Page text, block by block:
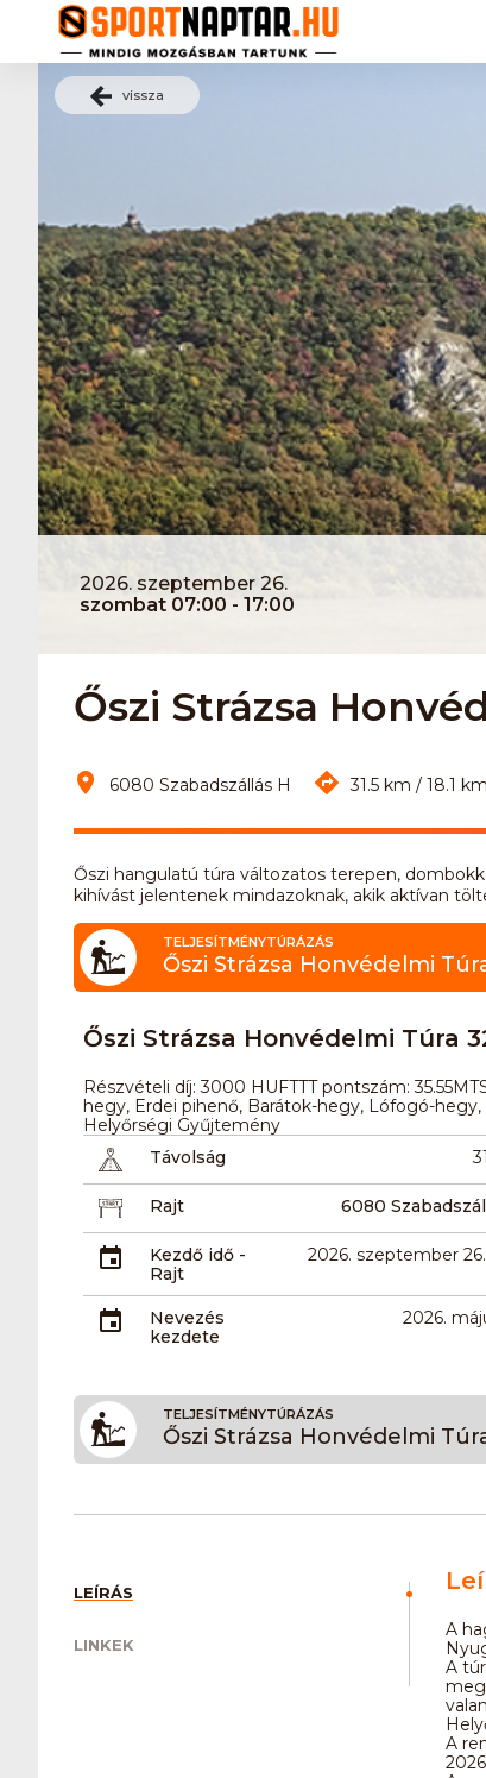
vissza
2026. szeptember 26.
szombat 07:00 - 17:00
Őszi Strázsa
6080 Szabadszállás H 31.5 km / 18.1 km
Őszi hangulatú túra változatos terepen,
kihívást jelentenek mindazoknak, akik aktívan
TELJESÍTMÉNYTÚRÁZÁS
Őszi Strázsa Honvédelmi
Őszi Strázsa Honvédelmi Túra
Részvételi díj: 3000 HUFTTT pontszám:
hegy, Erdei pihenő, Barátok-hegy, Lófogó-
Helyőrségi Gyűjtemény
Távolság
Rajt 6080
Kezdő idő -
Rajt
2026. szeptember
Nevezés
kezdete
2026.
TELJESÍTMÉNYTÚRÁZÁS
Őszi Strázsa Honvédelmi
LEÍRÁS
LINKEK
A
A
A